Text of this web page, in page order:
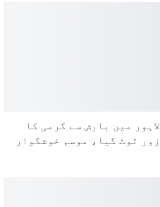
لاہور میں بارش سے گرمی کا
زور ٹوٹ گیا، موسم خوشگوار